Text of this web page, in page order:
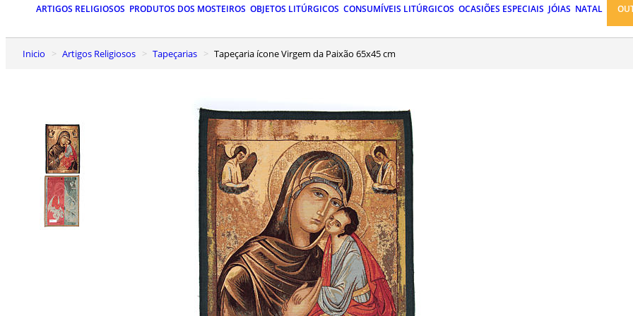
ARTIGOS RELIGIOSOS PRODUTOS DOS MOSTEIROS OBJETOS LITÚRGICOS CONSUMÍVEIS LITÚRGICOS OCASIÕES ESPECIAIS JÓIAS NATAL
Inicio Artigos Religiosos Tapeçarias Tapeçaria ícone Virgem da Paixão 65x45 cm